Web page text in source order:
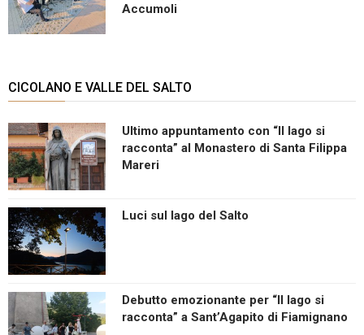
Accumoli
CICOLANO E VALLE DEL SALTO
Ultimo appuntamento con “Il lago si
racconta” al Monastero di Santa Filippa
Mareri
Luci sul lago del Salto
Debutto emozionante per “Il lago si
racconta” a Sant’Agapito di Fiamignano